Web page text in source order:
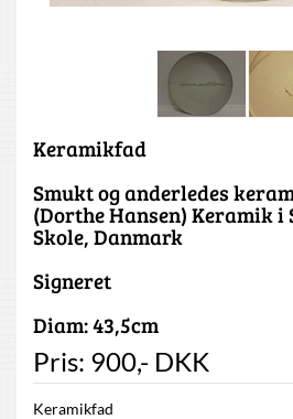
Keramikfad
Smukt og anderledes
(Dorthe Hansen) Keramik i
Skole, Danmark
Signeret
Diam: 43,5cm
Pris: 900,- DKK
Keramikfad